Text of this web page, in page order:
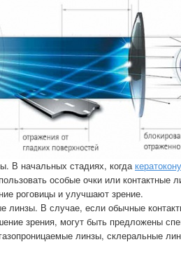
В начальных стадиях, когда
особые очки или контактные
роговицы и улучшают зрение.
линзы. В случае, если обычные
зрения, могут быть предложены
линзы, склеральные